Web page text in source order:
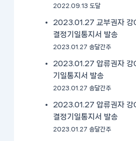
2022.09.13 도달
2023.01.27 교부권자 강
결정기일통지서 발송
2023.01.27 송달간주
2023.01.27 압류권자 강
기일통지서 발송
2023.01.27 송달간주
2023.01.27 압류권자 강
결정기일통지서 발송
2023.01.27 송달간주